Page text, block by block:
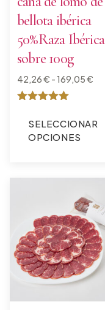
bellota ibérica
50%Raza Ibérica
sobre 100g
42,26€ -169,05€
con
de 5
SELECCIONAR
OPCIONES